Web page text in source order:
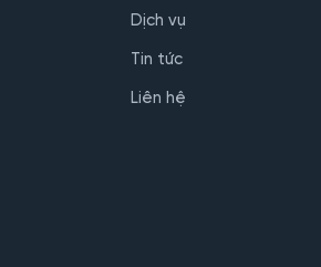
Dịch vụ
Tin tức
Liên hệ